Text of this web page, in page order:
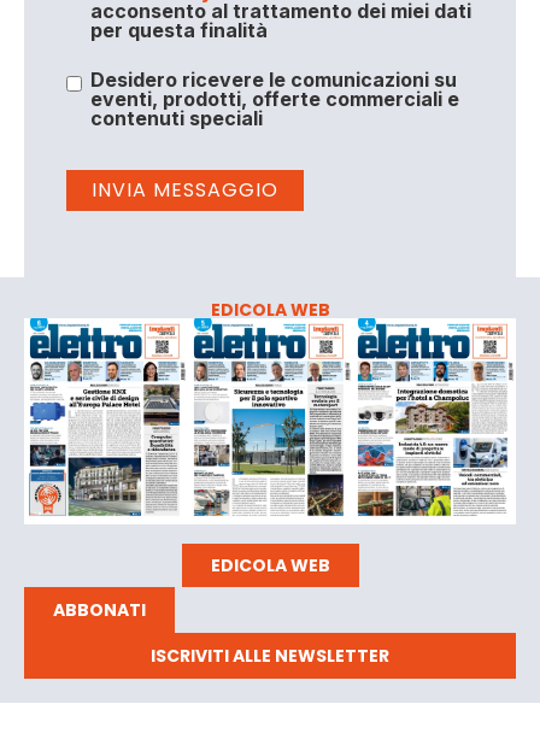
acconsento al trattamento dei miei dati
per questa finalità
Desidero ricevere le comunicazioni su
eventi, prodotti, offerte commerciali e
contenuti speciali
EDICOLA WEB
EDICOLA WEB
ABBONATI
ISCRIVITI ALLE NEWSLETTER